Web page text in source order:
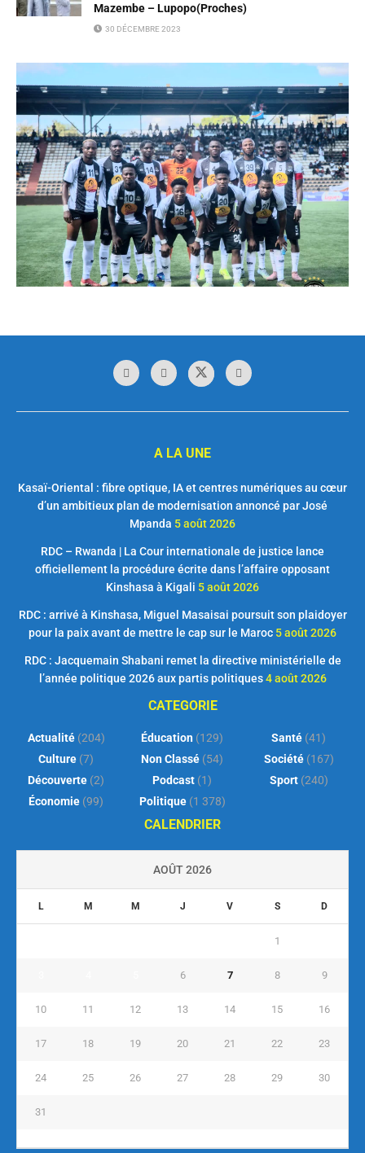
Mazembe – Lupopo(Proches)
30 DÉCEMBRE 2023
A LA UNE
Kasaï-Oriental : fibre optique, IA et centres numériques au cœur
d’un ambitieux plan de modernisation annoncé par José
Mpanda 5 août 2026
RDC – Rwanda | La Cour internationale de justice lance
officiellement la procédure écrite dans l’affaire opposant
Kinshasa à Kigali 5 août 2026
RDC : arrivé à Kinshasa, Miguel Masaisai poursuit son plaidoyer
pour la paix avant de mettre le cap sur le Maroc 5 août 2026
RDC : Jacquemain Shabani remet la directive ministérielle de
l’année politique 2026 aux partis politiques 4 août 2026
CATEGORIE
Actualité(204)
Culture (7)
Découverte (2)
Économie (99)
Éducation (129)
Non Classé (54)
Podcast (1)
Politique(1 378)
Santé (41)
Société(167)
Sport(240)
CALENDRIER
AOÛT 2026
L M M J V S D
1
6 7 8 9
10 11 12 13 14 15 16
17 18 19 20 21 22 23
24 25 26 27 28 29 30
31